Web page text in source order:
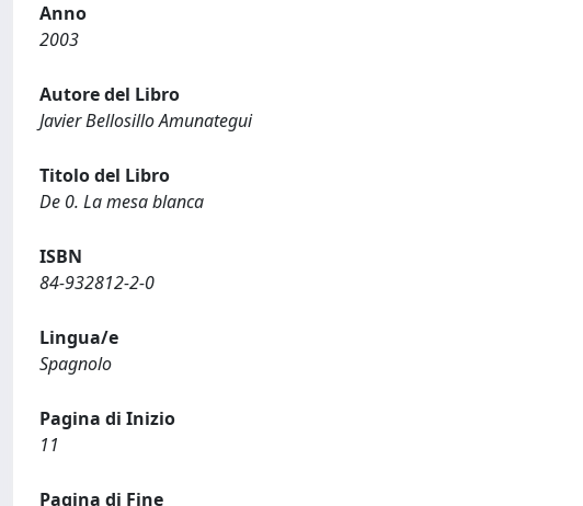
Anno
2003
Autore del Libro
Javier Bellosillo Amunategui
Titolo del Libro
De 0. La mesa blanca
ISBN
84-932812-2-0
Lingua/e
Spagnolo
Pagina di Inizio
11
Pagina di Fine